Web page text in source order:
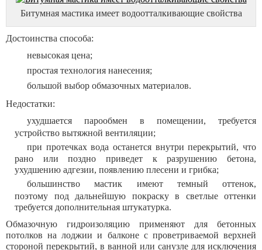
Битумная мастика имеет водоотталкивающие свойства
Достоинства способа:
невысокая цена;
простая технология нанесения;
большой выбор обмазочных материалов.
Недостатки:
ухудшается парообмен в помещении, требуется
устройство вытяжной вентиляции;
при протечках вода останется внутри перекрытий, что
рано или поздно приведет к разрушению бетона,
ухудшению адгезии, появлению плесени и грибка;
большинство мастик имеют темный оттенок,
поэтому под дальнейшую покраску в светлые оттенки
требуется дополнительная штукатурка.
Обмазочную гидроизоляцию применяют для бетонных
потолков на лоджии и балконе с проветриваемой верхней
стороной перекрытий, в ванной или санузле для исключения